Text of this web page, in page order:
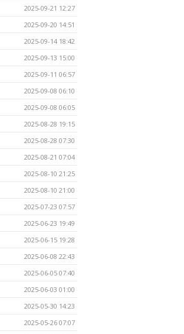
2025-09-21 12:27
2025-09-20 14:51
2025-09-14 18:42
2025-09-13 15:00
2025-09-11 06:57
2025-09-08 06:10
2025-09-08 06:05
2025-08-28 19:15
2025-08-28 07:30
2025-08-21 07:04
2025-08-10 21:25
2025-08-10 21:00
2025-07-23 07:57
2025-06-23 19:49
2025-06-15 19:28
2025-06-08 22:43
2025-06-05 07:40
2025-06-03 01:00
2025-05-30 14:23
2025-05-26 07:07